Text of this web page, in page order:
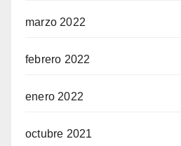
marzo 2022
febrero 2022
enero 2022
octubre 2021